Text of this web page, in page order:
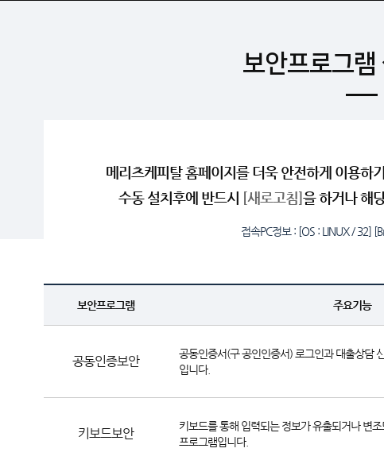
보안프로그램
메리츠케피탈 홈페이지를 더욱 안전하게 이용하
수동 설치후에 반드시
[새로고침]을 하거나 해
접속PC정보 : [OS : LINUX / 32]
보안프로그램 주요기능
공동인증보안
공동인증서(구 공인인증서) 로그인과 대출상담
입니다.
키보드보안
키보드를 통해 입력되는 정보가 유출되거나 변
프로그램입니다.